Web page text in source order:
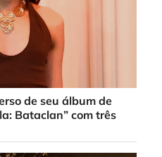
de seu álbum de
Bataclan” com três